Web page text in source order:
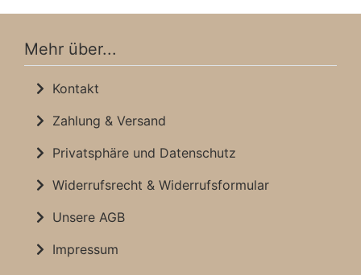
Mehr über...
Kontakt
Zahlung & Versand
Privatsphäre und Datenschutz
Widerrufsrecht & Widerrufsformular
Unsere AGB
Impressum